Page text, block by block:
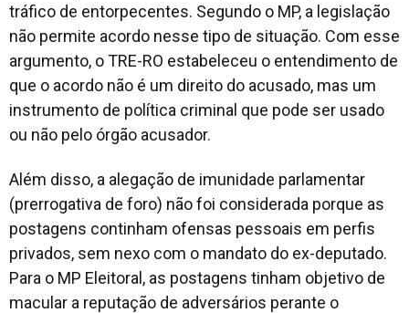
tráfico de entorpecentes. Segundo o MP, a legislação
não permite acordo nesse tipo de situação. Com esse
argumento, o TRE-RO estabeleceu o entendimento de
que o acordo não é um direito do acusado, mas um
instrumento de política criminal que pode ser usado
ou não pelo órgão acusador.
Além disso, a alegação de imunidade parlamentar
(prerrogativa de foro) não foi considerada porque as
postagens continham ofensas pessoais em perfis
privados, sem nexo com o mandato do ex-deputado.
Para o MP Eleitoral, as postagens tinham objetivo de
macular a reputação de adversários perante o